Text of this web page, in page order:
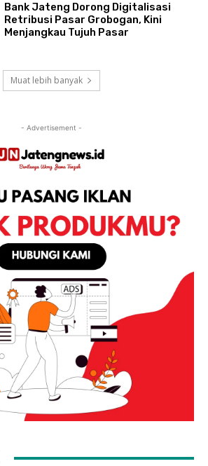
Bank Jateng Dorong Digitalisasi
Retribusi Pasar Grobogan, Kini
Menjangkau Tujuh Pasar
Muat lebih banyak
- Advertisement -